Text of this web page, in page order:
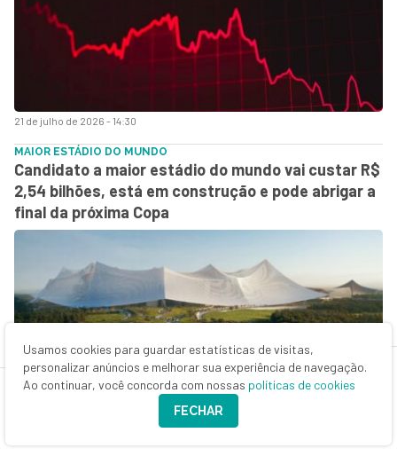
21 de julho de 2026 - 14:30
MAIOR ESTÁDIO DO MUNDO
Candidato a maior estádio do mundo vai custar R$
2,54 bilhões, está em construção e pode abrigar a
final da próxima Copa
Usamos cookies para guardar estatísticas de visitas,
personalizar anúncios e melhorar sua experiência de navegação.
Ao continuar, você concorda com nossas políticas de cookies
FECHAR